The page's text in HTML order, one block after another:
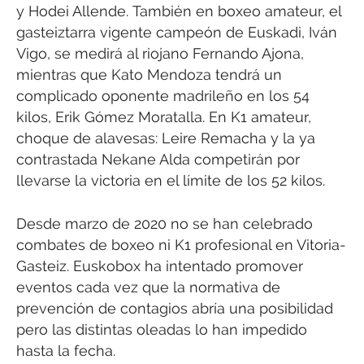
y Hodei Allende. También en boxeo amateur, el
gasteiztarra vigente campeón de Euskadi, Iván
Vigo, se medirá al riojano Fernando Ajona,
mientras que Kato Mendoza tendrá un
complicado oponente madrileño en los 54
kilos, Erik Gómez Moratalla. En K1 amateur,
choque de alavesas: Leire Remacha y la ya
contrastada Nekane Alda competirán por
llevarse la victoria en el límite de los 52 kilos.
Desde marzo de 2020 no se han celebrado
combates de boxeo ni K1 profesional en Vitoria-
Gasteiz. Euskobox ha intentado promover
eventos cada vez que la normativa de
prevención de contagios abría una posibilidad
pero las distintas oleadas lo han impedido
hasta la fecha.